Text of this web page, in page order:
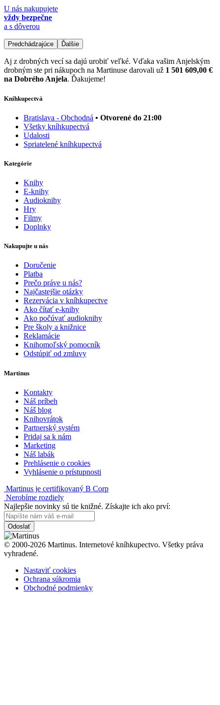
U nás nakupujete
vždy bezpečne
a s dôverou
Predchádzajúce Ďalšie
Aj z drobných vecí sa dajú urobiť veľké. Vďaka vašim Anjelským
drobným ste pri nákupoch na Martinuse darovali už 1 501 609,00 €
na Dobrého Anjela. Ďakujeme!
Kníhkupectvá
Bratislava - Obchodná • Otvorené do 21:00
Všetky kníhkupectvá
Udalosti
Spriatelené kníhkupectvá
Kategórie
Knihy
E-knihy
Audioknihy
Hry
Filmy
Doplnky
Nakupujte u nás
Doručenie
Platba
Prečo práve u nás?
Najčastejšie otázky
Rezervácia v kníhkupectve
Ako čítať e-knihy
Ako počúvať audioknihy
Pre školy a knižnice
Reklamácie
Knihomoľský pomocník
Odstúpiť od zmluvy
Martinus
Kontakty
Náš príbeh
Náš blog
Knihovrátok
Partnerský systém
Pridaj sa k nám
Marketing
Náš labák
Prehlásenie o cookies
Vyhlásenie o prístupnosti
Martinus je certifikovaný B Corp
Nerobíme rozdiely
Najlepšie novinky sú tie knižné. Získajte ich ako prví:
Odoslať
© 2000-2026 Martinus. Internetové kníhkupectvo. Všetky práva
vyhradené.
Nastaviť cookies
Ochrana súkromia
Obchodné podmienky